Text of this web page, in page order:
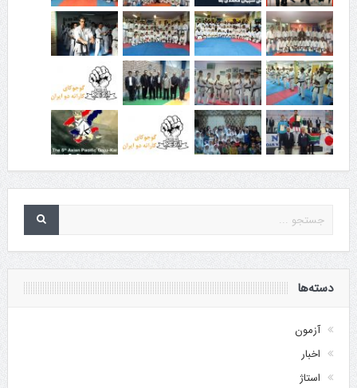
دسته‌ها
آزمون
اخبار
استاژ